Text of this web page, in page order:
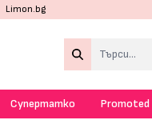
Limon.bg
Супертатко Promoted